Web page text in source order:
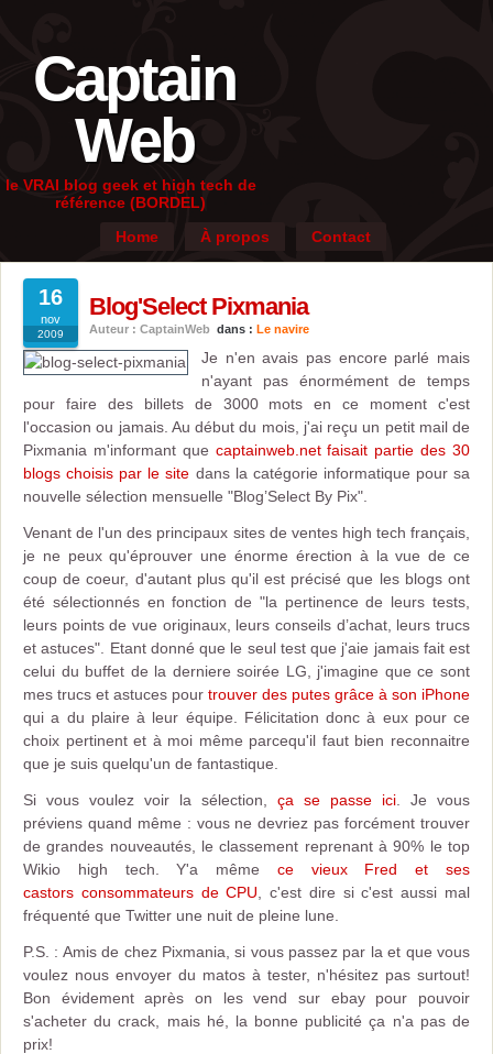
Captain
Web
le VRAI blog geek et high tech de
référence (BORDEL)
Home
À propos Contact
16
nov
2009
Blog'Select Pixmania
Auteur : CaptainWeb dans : Le navire
Je n'en avais pas encore parlé mais
n'ayant pas énormément de temps
pour faire des billets de 3000 mots en ce moment c'est
l'occasion ou jamais. Au début du mois, j'ai reçu un petit mail de
Pixmania m'informant que captainweb.net faisait partie des 30
blogs choisis par le site dans la catégorie informatique pour sa
nouvelle sélection mensuelle "Blog’Select By Pix".
Venant de l'un des principaux sites de ventes high tech français,
je ne peux qu'éprouver une énorme érection à la vue de ce
coup de coeur, d'autant plus qu'il est précisé que les blogs ont
été sélectionnés en fonction de "la pertinence de leurs tests,
leurs points de vue originaux, leurs conseils d’achat, leurs trucs
et astuces". Etant donné que le seul test que j'aie jamais fait est
celui du buffet de la derniere soirée LG, j'imagine que ce sont
mes trucs et astuces pour trouver des putes grâce à son iPhone
qui a du plaire à leur équipe. Félicitation donc à eux pour ce
choix pertinent et à moi même parcequ'il faut bien reconnaitre
que je suis quelqu'un de fantastique.
Si vous voulez voir la sélection, ça se passe ici . Je vous
préviens quand même : vous ne devriez pas forcément trouver
de grandes nouveautés, le classement reprenant à 90% le top
Wikio high tech. Y'a même ce vieux Fred et ses
castors consommateurs de CPU , c'est dire si c'est aussi mal
fréquenté que Twitter une nuit de pleine lune.
P.S. : Amis de chez Pixmania, si vous passez par la et que vous
voulez nous envoyer du matos à tester, n'hésitez pas surtout!
Bon évidement après on les vend sur ebay pour pouvoir
s'acheter du crack, mais hé, la bonne publicité ça n'a pas de
prix!